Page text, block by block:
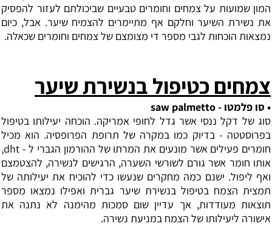
המון שמועות על צמחים וחומרים טבעיים שביכולתם לעזור להפסיק
את נשירת השיער וחלקם אף מתיימרים להצמיח שיער. אבל, כיום
נמצאות הוכחות לגבי מספר די מצומצם של צמחים וחומרים שכאלה.
צמחים כטיפול בנשירת שיער
• סו פלמטו - saw palmetto
סוג של דקל ננסי אשר גדל לחופי אמריקה. הוכחה יעילותו בטיפול
בפרוסטטה - בדיוק כמו במקרה של תרופת הפרופסיה. הוא מכיל
חומרים פעילים אשר מונעים את המרתו של ההורמון הגברי ל - dht,
אותו חומר אשר גורם לשורשי השערה, הרגישים לנשירה, להצטמצם
ואף ליפול. ישנם כמה מחקרים שנעשו כדי להוכיח את יעילותה של
תמצית הצמח בטיפול בנשירת שיער גברית ואפילו נמצאו מספר
תוצאות מעודדות, אך עדיין שום סמכות מהימנה לא נתנה את
אישורה ליעילותו של הצמח במניעת נשירה.